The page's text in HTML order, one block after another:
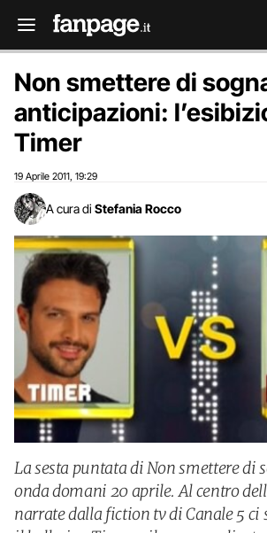
Non smettere di
anticipazioni:
Timer
19 Aprile 2011 19:29
A cura di Stefania Rocco
La sesta puntata di Non smettere di
onda domani 20 aprile. Al centro
narrate dalla fiction tv di Canale 5 ci